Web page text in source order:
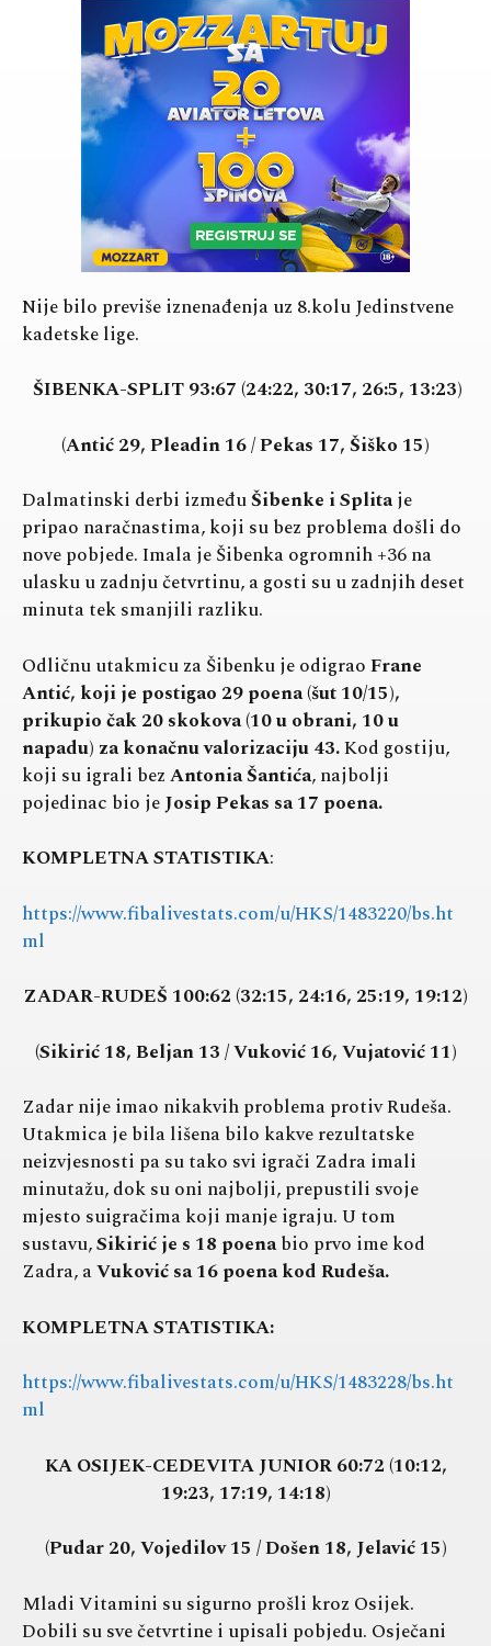
Nije bilo previše iznenađenja uz 8.kolu Jedinstvene
kadetske lige.
ŠIBENKA-SPLIT 93:67 (24:22, 30:17, 26:5, 13:23)
(Antić 29, Pleadin 16 / Pekas 17, Šiško 15)
Dalmatinski derbi izmeđuŠibenke i Splitaje
pripao naračnastima, koji su bez problema došli do
nove pobjede. Imala je Šibenka ogromnih +36 na
ulasku u zadnju četvrtinu, a gosti su u zadnjih deset
minuta tek smanjili razliku.
Odličnu utakmicu za Šibenku je odigraoFrane
Antić, koji je postigao 29 poena (šut 10/15),
prikupio čak 20 skokova (10 u obrani, 10 u
napadu) za konačnu valorizaciju 43.Kod gostiju,
koji su igrali bezAntonia Šantića, najbolji
pojedinac bio jeJosip Pekas sa 17 poena.
KOMPLETNA STATISTIKA:
https://www.fibalivestats.com/u/HKS/1483220/bs.ht
ml
ZADAR-RUDEŠ 100:62 (32:15, 24:16, 25:19, 19:12)
(Sikirić 18, Beljan 13 / Vuković 16, Vujatović 11)
Zadar nije imao nikakvih problema protiv Rudeša.
Utakmica je bila lišena bilo kakve rezultatske
neizvjesnosti pa su tako svi igrači Zadra imali
minutažu, dok su oni najbolji, prepustili svoje
mjesto suigračima koji manje igraju. U tom
sustavu,Sikirić je s 18 poenabio prvo ime kod
Zadra, aVuković sa 16 poena kod Rudeša.
KOMPLETNA STATISTIKA:
https://www.fibalivestats.com/u/HKS/1483228/bs.ht
ml
KA OSIJEK-CEDEVITA JUNIOR 60:72 (10:12,
19:23, 17:19, 14:18)
(Pudar 20, Vojedilov 15 / Došen 18, Jelavić 15)
Mladi Vitamini su sigurno prošli kroz Osijek.
Dobili su sve četvrtine i upisali pobjedu. Osječani